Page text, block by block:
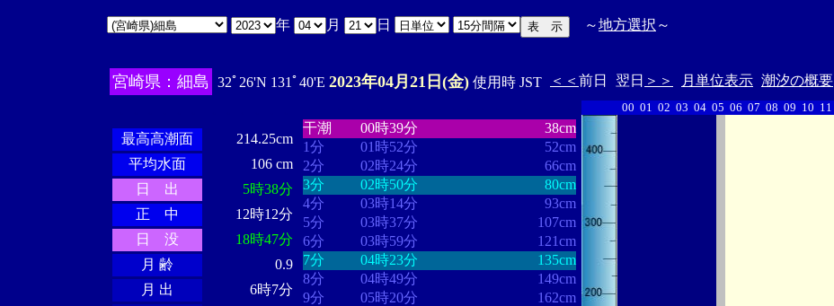
年 月 日 ～地方選択 ～
宮崎県：細島 32ﾟ26'N 131ﾟ40'E 2023年04月21日(金) 使用時 JST ＜＜ 前日 翌日 ＞＞ 月単位表示 潮汐の概要
最高高潮面
214.25cm
平均水面
106 cm
日 出
5時38分
正 中
12時12分
日 没
18時47分
月 齢
0.9
月 出
6時7分
干潮
00時39分
38cm
1分
01時52分
52cm
2分
02時24分
66cm
3分
02時50分
80cm
4分
03時14分
93cm
5分
03時37分
107cm
6分
03時59分
121cm
7分
04時23分
135cm
8分
04時49分
149cm
9分
05時20分
162cm
00 01 02 03 04 05 06 07 08 09 10 11